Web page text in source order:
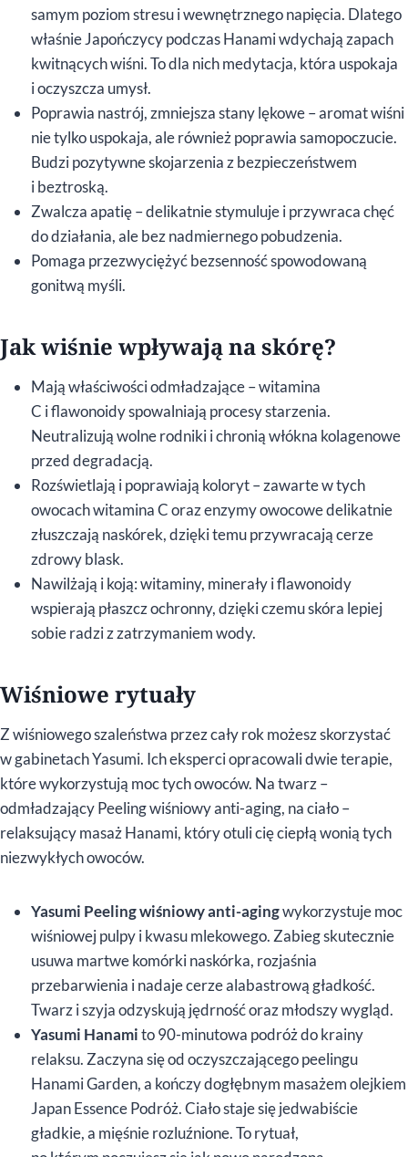
samym poziom stresu i wewnętrznego napięcia. Dlatego
właśnie Japończycy podczas Hanami wdychają zapach
kwitnących wiśni. To dla nich medytacja, która uspokaja
i oczyszcza umysł.
Poprawia nastrój, zmniejsza stany lękowe – aromat wiśni
nie tylko uspokaja, ale również poprawia samopoczucie.
Budzi pozytywne skojarzenia z bezpieczeństwem
i beztroską.
Zwalcza apatię – delikatnie stymuluje i przywraca chęć
do działania, ale bez nadmiernego pobudzenia.
Pomaga przezwyciężyć bezsenność spowodowaną
gonitwą myśli.
Jak wiśnie wpływają na skórę?
Mają właściwości odmładzające – witamina
C i flawonoidy spowalniają procesy starzenia.
Neutralizują wolne rodniki i chronią włókna kolagenowe
przed degradacją.
Rozświetlają i poprawiają koloryt – zawarte w tych
owocach witamina C oraz enzymy owocowe delikatnie
złuszczają naskórek, dzięki temu przywracają cerze
zdrowy blask.
Nawilżają i koją: witaminy, minerały i flawonoidy
wspierają płaszcz ochronny, dzięki czemu skóra lepiej
sobie radzi z zatrzymaniem wody.
Wiśniowe rytuały
Z wiśniowego szaleństwa przez cały rok możesz skorzystać
w gabinetach Yasumi. Ich eksperci opracowali dwie terapie,
które wykorzystują moc tych owoców. Na twarz –
odmładzający Peeling wiśniowy anti-aging, na ciało –
relaksujący masaż Hanami, który otuli cię ciepłą wonią tych
niezwykłych owoców.
Yasumi Peeling wiśniowy anti-agingwykorzystuje moc
wiśniowej pulpy i kwasu mlekowego. Zabieg skutecznie
usuwa martwe komórki naskórka, rozjaśnia
przebarwienia i nadaje cerze alabastrową gładkość.
Twarz i szyja odzyskują jędrność oraz młodszy wygląd.
Yasumi Hanamito 90-minutowa podróż do krainy
relaksu. Zaczyna się od oczyszczającego peelingu
Hanami Garden, a kończy dogłębnym masażem olejkiem
Japan Essence Podróż. Ciało staje się jedwabiście
gładkie, a mięśnie rozluźnione. To rytuał,